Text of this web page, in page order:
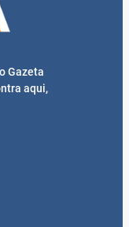
aqui,